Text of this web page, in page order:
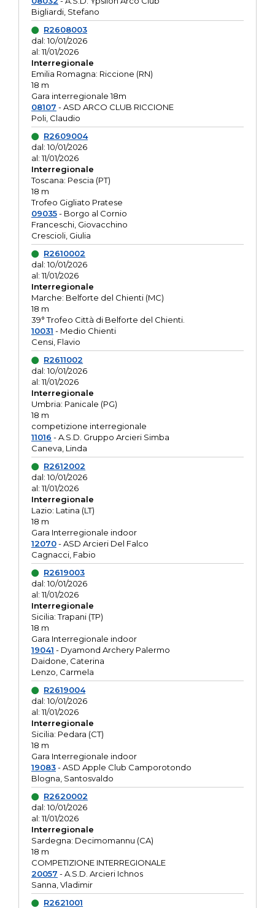
Bigliardi, Stefano
R2608003
dal: 10/01/2026
al: 11/01/2026
Interregionale
Emilia Romagna: Riccione (RN)
18 m
Gara interregionale 18m
08107 - ASD ARCO CLUB RICCIONE
Poli, Claudio
R2609004
dal: 10/01/2026
al: 11/01/2026
Interregionale
Toscana: Pescia (PT)
18 m
Trofeo Gigliato Pratese
09035- Borgo al Cornio
Franceschi, Giovacchino
Crescioli, Giulia
R2610002
dal: 10/01/2026
al: 11/01/2026
Interregionale
Marche: Belforte del Chienti (MC)
18 m
39° Trofeo Città di Belforte del Chienti.
10031 - Medio Chienti
Censi, Flavio
R2611002
dal: 10/01/2026
al: 11/01/2026
Interregionale
Umbria: Panicale (PG)
18 m
competizione interregionale
11016 - A.S.D. Gruppo Arcieri Simba
Caneva, Linda
R2612002
dal: 10/01/2026
al: 11/01/2026
Interregionale
Lazio: Latina (LT)
18 m
Gara Interregionale indoor
12070- ASD Arcieri Del Falco
Cagnacci, Fabio
R2619003
dal: 10/01/2026
al: 11/01/2026
Interregionale
Sicilia: Trapani (TP)
18 m
Gara Interregionale indoor
19041 - Dyamond Archery Palermo
Daidone, Caterina
Lenzo, Carmela
R2619004
dal: 10/01/2026
al: 11/01/2026
Interregionale
Sicilia: Pedara (CT)
18 m
Gara Interregionale indoor
19083- ASD Apple Club Camporotondo
Blogna, Santosvaldo
R2620002
dal: 10/01/2026
al: 11/01/2026
Interregionale
Sardegna: Decimomannu (CA)
18 m
COMPETIZIONE INTERREGIONALE
20057 - A.S.D. Arcieri Ichnos
Sanna, Vladimir
R2621001